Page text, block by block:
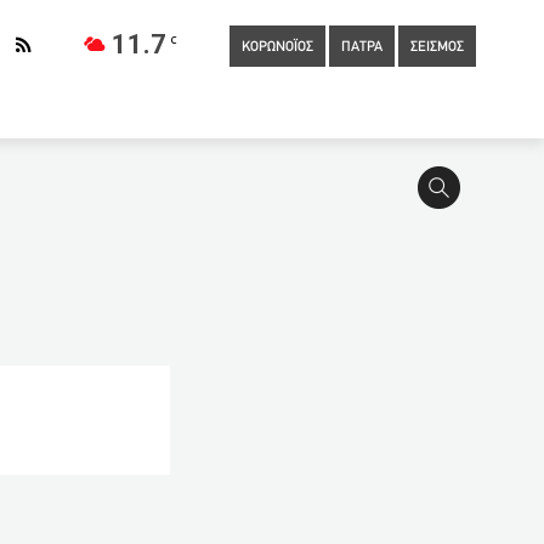
11.7 C
ΚΟΡΩΝΟΪΟΣ ΠΑΤΡΑ ΣΕΙΣΜΟΣ
Νέα σύλληψη για παραβίαση μέτρων για την πρόληψη
Από σήμερα νέο ωράριο λειτουργίας στα super market